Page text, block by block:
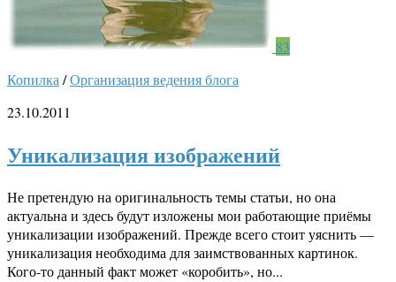
83
Копилка/Организация ведения блога
23.10.2011
Уникализация изображений
Не претендую на оригинальность темы статьи, но она
актуальна и здесь будут изложены мои работающие приёмы
уникализации изображений. Прежде всего стоит уяснить —
уникализация необходима для заимствованных картинок.
Кого-то данный факт может «коробить», но...